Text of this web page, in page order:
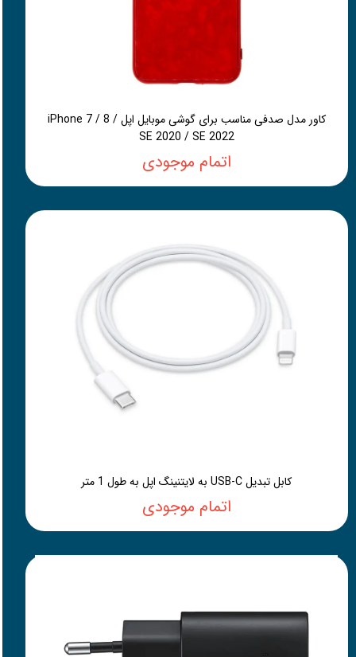
کاور مدل صدفی مناسب برای گوشی موبایل اپل iPhone 7 / 8 /
SE 2020 / SE 2022
اتمام موجودی
کابل تبدیل USB-C به لایتنینگ اپل به طول 1 متر
اتمام موجودی